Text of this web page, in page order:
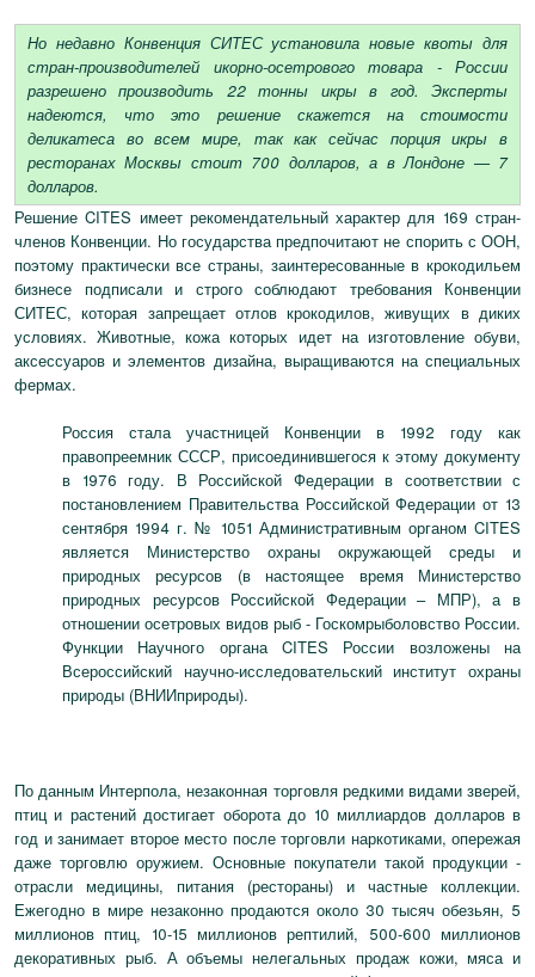
Но недавно Конвенция СИТЕС установила новые квоты для
стран-производителей икорно-осетрового товара - России
разрешено производить 22 тонны икры в год. Эксперты
надеются, что это решение скажется на стоимости
деликатеса во всем мире, так как сейчас порция икры в
ресторанах Москвы стоит 700 долларов, а в Лондоне — 7
долларов.
Решение CITES имеет рекомендательный характер для 169 стран-
членов Конвенции. Но государства предпочитают не спорить с ООН,
поэтому практически все страны, заинтересованные в крокодильем
бизнесе подписали и строго соблюдают требования Конвенции
СИТЕС, которая запрещает отлов крокодилов, живущих в диких
условиях. Животные, кожа которых идет на изготовление обуви,
аксессуаров и элементов дизайна, выращиваются на специальных
фермах.
Россия стала участницей Конвенции в 1992 году как
правопреемник СССР, присоединившегося к этому документу
в 1976 году. В Российской Федерации в соответствии с
постановлением Правительства Российской Федерации от 13
сентября 1994 г. № 1051 Административным органом CITES
является Министерство охраны окружающей среды и
природных ресурсов (в настоящее время Министерство
природных ресурсов Российской Федерации – МПР), а в
отношении осетровых видов рыб - Госкомрыболовство России.
Функции Научного органа CITES России возложены на
Всероссийский научно-исследовательский институт охраны
природы (ВНИИприроды).
По данным Интерпола, незаконная торговля редкими видами зверей,
птиц и растений достигает оборота до 10 миллиардов долларов в
год и занимает второе место после торговли наркотиками, опережая
даже торговлю оружием. Основные покупатели такой продукции -
отрасли медицины, питания (рестораны) и частные коллекции.
Ежегодно в мире незаконно продаются около 30 тысяч обезьян, 5
миллионов птиц, 10-15 миллионов рептилий, 500-600 миллионов
декоративных рыб. А объемы нелегальных продаж кожи, мяса и